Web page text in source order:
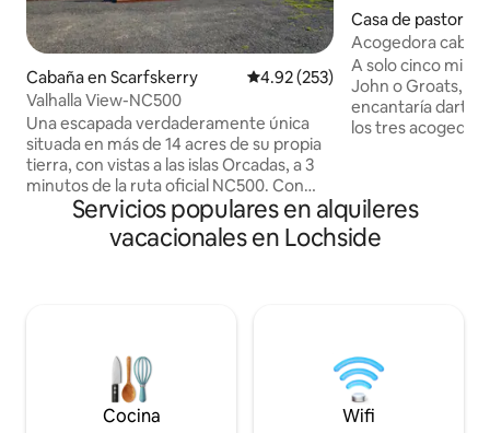
Cabaña en Scarfskerry Calificación promedio: 4.92 de
4.92 (253)
Valhalla View-NC500
Una escapada verdaderamente única
situada en más de 14 acres de su propia
tierra, con vistas a las islas Orcadas, a 3
minutos de la ruta oficial NC500. Con
características como su propia bañera
de hidromasaje para 6 personas, 2
baños, cocina moderna y amplio
¡relájate con toda la familia! A solo 15
minutos de John O'Groats y Dunnet
Beach. También tienes la oportunidad de
presenciar las espectaculares luces del
Casa de pastor
ds
Acogedora
NC500 con vistas
A solo cinco
John o Groats, a
encantaría darte
los tres
superior de
de las mejores
los lugareños
amaneceres,
estrellados.
Servicios populares en alquileres
vacacionales en Lochside
Cocina Wifi